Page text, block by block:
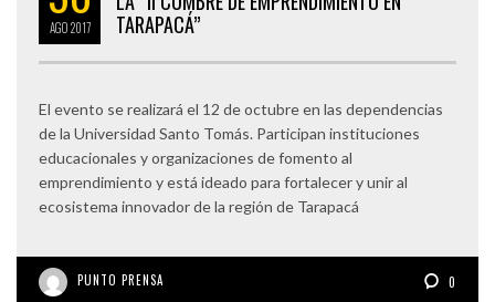
AGO2017
TARAPACÁ”
El evento se realizará el 12 de octubre en las dependencias
de la Universidad Santo Tomás. Participan instituciones
educacionales y organizaciones de fomento al
emprendimiento y está ideado para fortalecer y unir al
ecosistema innovador de la región de Tarapacá
PUNTO PRENSA 0